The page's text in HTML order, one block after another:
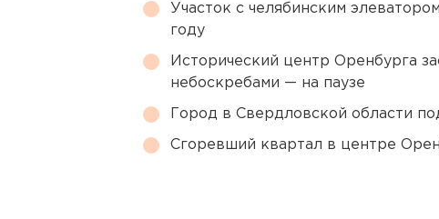
Участок с челябинским
году
Исторический центр Оренбурга
небоскребами — на паузе
Город в Свердловской области
Сгоревший квартал в центре